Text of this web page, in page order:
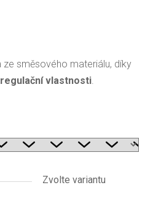
směsového materiálu, díky
vlastnosti
Zvolte variantu